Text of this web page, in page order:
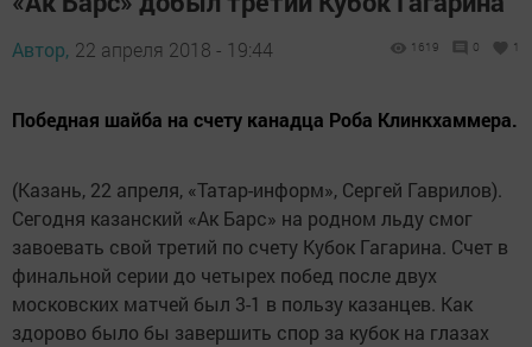
Автор, 22 апреля 2018 - 19:44 1619 0 1
Победная шайба на счету канадца Роба Клинкхаммера.
(Казань, 22 апреля, «Татар-информ», Сергей Гаврилов).
Сегодня казанский «Ак Барс» на родном льду смог
завоевать свой третий по счету Кубок Гагарина. Счет в
финальной серии до четырех побед после двух
московских матчей был 3-1 в пользу казанцев. Как
здорово было бы завершить спор за кубок на глазах